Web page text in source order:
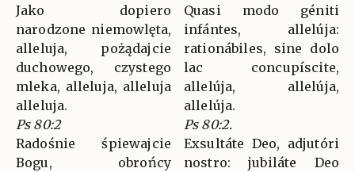
Jako dopiero
narodzone niemowlęta,
alleluja, pożądajcie
duchowego, czystego
mleka, alleluja, alleluja
alleluja.
Ps 80:2
Radośnie śpiewajcie
Bogu, obrońcy
Quasi modo géniti
infántes, allelúja:
rationábiles, sine dolo
lac concupíscite,
allelúja, allelúja,
allelúja.
Ps 80:2.
Exsultáte Deo, adjutóri
nostro: jubiláte Deo